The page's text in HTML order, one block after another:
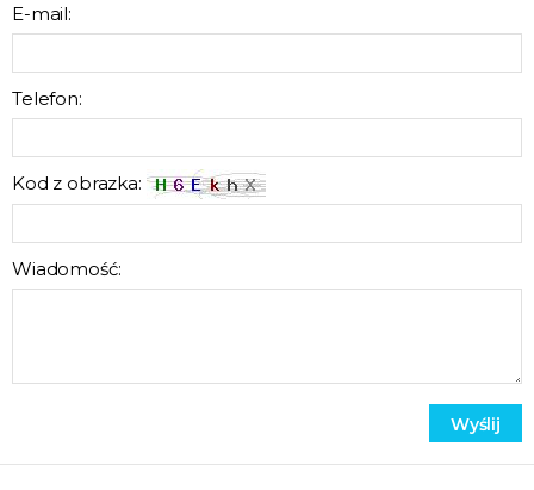
E-mail:
Telefon:
Kod z obrazka:
Wiadomość: